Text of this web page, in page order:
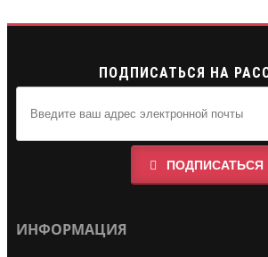
ПОДПИСАТЬСЯ НА
ПОДПИСАТЬСЯ
ИНФОРМАЦИЯ